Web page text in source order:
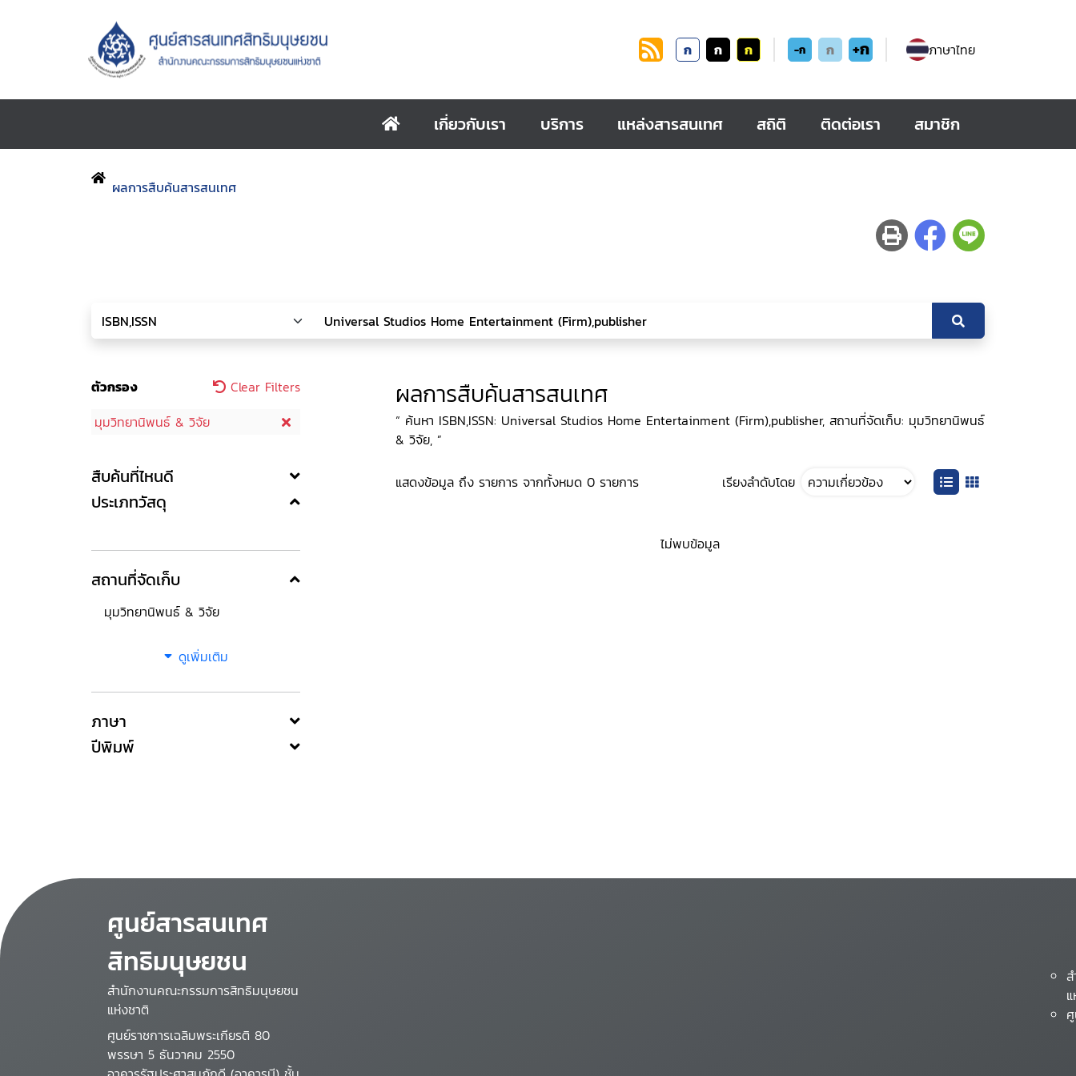
ก ก ก -ก ก +ก ภาษาไทย
เกี่ยวกับเรา บริการ แหล่งสารสนเทศ สถิติ ติดต่อเรา สมาชิก
ผลการสืบค้นสารสนเทศ
ตัวกรอง
Clear Filters
มุมวิทยานิพนธ์ & วิจัย
สืบค้นที่ไหนดี
ประเภทวัสดุ
สถานที่จัดเก็บ
มุมวิทยานิพนธ์ & วิจัย
ดูเพิ่มเติม
ภาษา
ปีพิมพ์
ผลการสืบค้นสารสนเทศ
“ ค้นหา ISBN,ISSN: Universal Studios Home Entertainment (Firm),publisher, สถานที่จัดเก็บ: มุมวิทยานิพนธ์
& วิจัย, ”
แสดงข้อมูล ถึง รายการ จากทั้งหมด 0 รายการ เรียงลำดับโดย
ไม่พบข้อมูล
ศูนย์สารสนเทศ
สิทธิมนุษยชน
สำนักงานคณะกรรมการสิทธิมนุษยชน
แห่งชาติ
ศูนย์ราชการเฉลิมพระเกียรติ 80
พรรษา 5 ธันวาคม 2550